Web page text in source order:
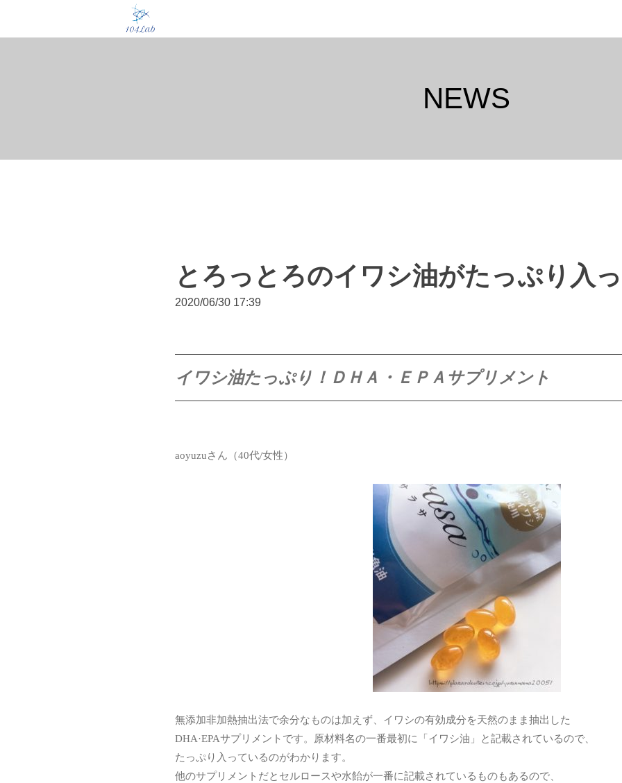
NEWS
とろっとろのイワシ油がたっぷり入
2020/06/30 17:39
イワシ油たっぷり！ＤＨＡ・ＥＰＡサプリメント
aoyuzuさん（40代/女性）
無添加非加熱抽出法で余分なものは加えず、イワシの有効成分を天然のまま抽出した
DHA·EPAサプリメントです。原材料名の一番最初に「イワシ油」と記載されているので、
たっぷり入っているのがわかります。
他のサプリメントだとセルロースや水飴が一番に記載されているものもあるので、